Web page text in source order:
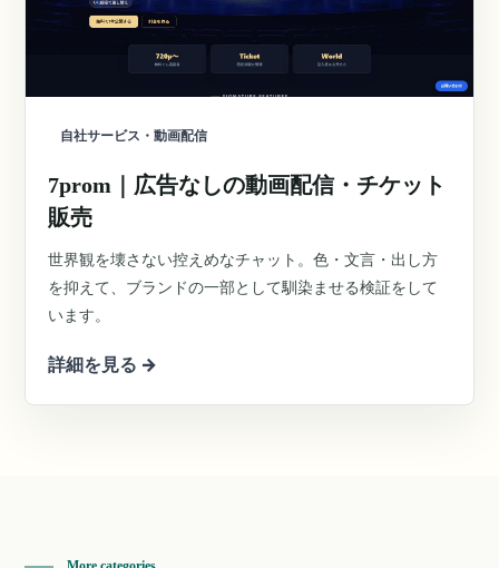
自社サービス・動画配信
7prom｜広告なしの動画配信・チケット
販売
世界観を壊さない控えめなチャット。色・文言・出し方
を抑えて、ブランドの一部として馴染ませる検証をして
います。
詳細を見る →